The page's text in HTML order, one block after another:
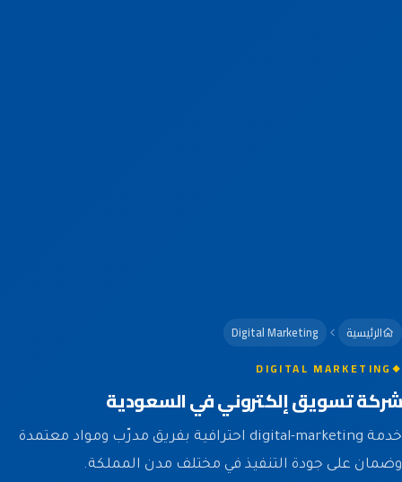
الرئيسية Digital Marketing
DIGITAL MARKETING
شركة تسويق إلكتروني في السعودية
خدمة digital-marketing احترافية بفريق مدرّب ومواد معتمدة
وضمان على جودة التنفيذ في مختلف مدن المملكة.